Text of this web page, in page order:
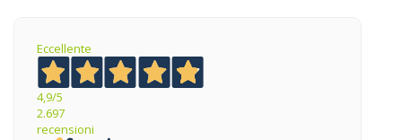
Eccellente
4,9/5
2.697
recensioni